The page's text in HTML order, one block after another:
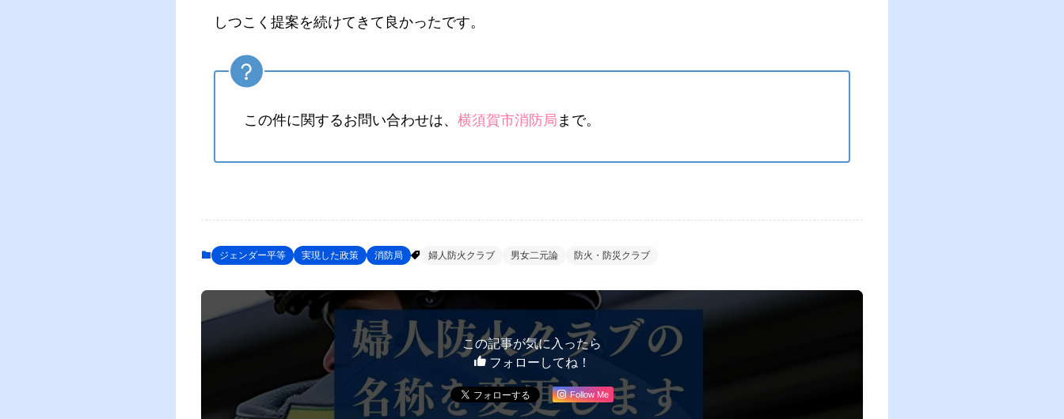
しつこく提案を続けてきて良かったです。
この件に関するお問い合わせは、 横須賀市消防局 まで。
ジェンダー平等 実現した政策 消防局 婦人防火クラブ 男女二元論 防火・防災クラブ
この記事が気に入ったら
フォローしてね！
Follow Me